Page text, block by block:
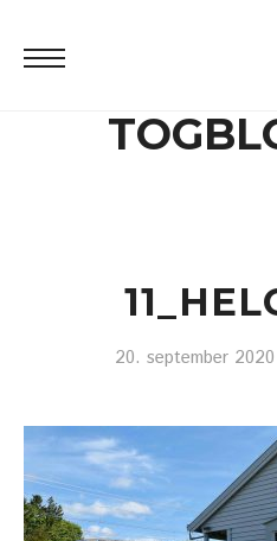
20. september 2020